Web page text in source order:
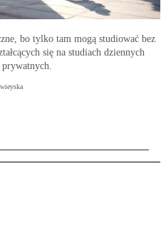
bo tylko tam mogą studiować bez
się na studiach dziennych
prywatnych.